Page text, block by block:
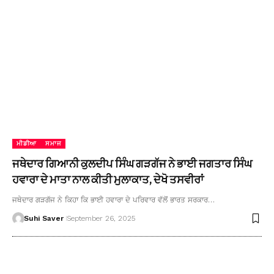
ਮੀਡੀਆ ਸਮਾਜ
ਜਥੇਦਾਰ ਗਿਆਨੀ ਕੁਲਦੀਪ ਸਿੰਘ ਗੜਗੱਜ ਨੇ ਭਾਈ ਜਗਤਾਰ ਸਿੰਘ
ਹਵਾਰਾ ਦੇ ਮਾਤਾ ਨਾਲ ਕੀਤੀ ਮੁਲਾਕਾਤ, ਦੇਖੋ ਤਸਵੀਰਾਂ
ਜਥੇਦਾਰ ਗੜਗੱਜ ਨੇ ਕਿਹਾ ਕਿ ਭਾਈ ਹਵਾਰਾ ਦੇ ਪਰਿਵਾਰ ਵੱਲੋਂ ਭਾਰਤ ਸਰਕਾਰ…
Suhi Saver September 26, 2025